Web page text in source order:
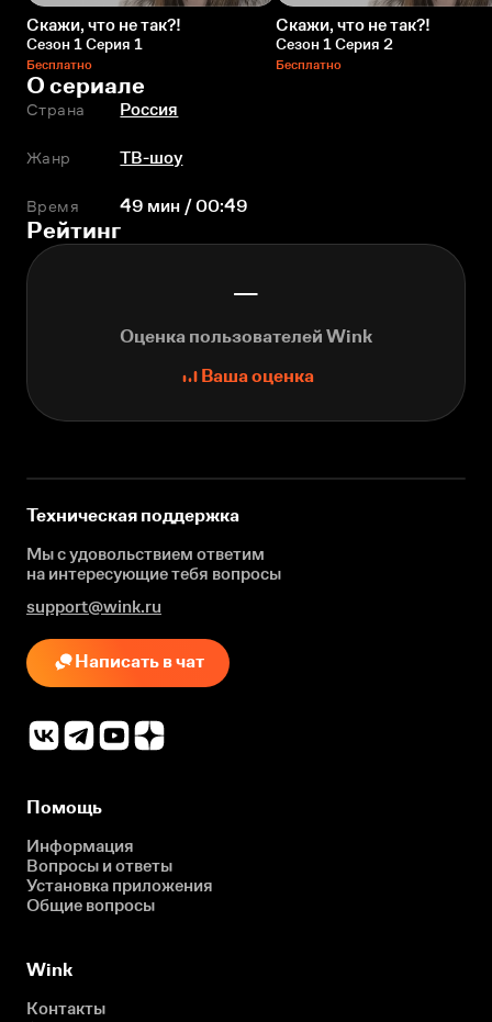
Скажи, что не так?!
Сезон 1 Серия 1
Бесплатно
Скажи, что не так?!
Сезон 1 Серия 2
Бесплатно
О сериале
Страна Россия
Жанр ТВ-шоу
Время 49 мин / 00:49
Рейтинг
—
Оценка пользователей Wink
Ваша оценка
Техническая поддержка
Мы с удовольствием ответим
на интересующиетебя вопросы
support@wink.ru
Написать в чат
Помощь
Информация
Вопросы и ответы
Установка приложения
Общие вопросы
Wink
Контакты